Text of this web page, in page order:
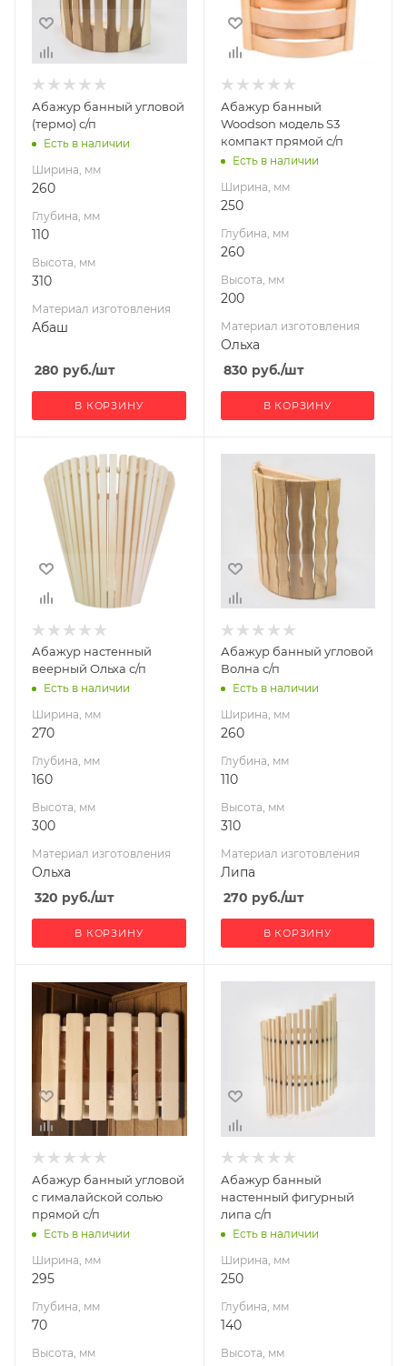
Высота, мм
310
Материал
Абаш
Абажур банный угловой
(термо) с/п
Есть в наличии
Ширина, мм
260
Глубина, мм
110
Высота, мм
310
Материал изготовления
Абаш
280 руб./шт
В КОРЗИНУ
Высота, мм
200
Материал
Ольха
Абажур банный
Woodson модель S3
компакт прямой с/п
Есть в наличии
Ширина, мм
250
Глубина, мм
260
Высота, мм
200
Материал изготовления
Ольха
830 руб./шт
В КОРЗИНУ
Ширина, мм
270
Глубина, мм
Высота, мм
300
Материал
Ольха
Абажур настенный
веерный Ольха с/п
Есть в наличии
Ширина, мм
270
Глубина, мм
160
Высота, мм
300
Материал изготовления
Ольха
320 руб./шт
В КОРЗИНУ
Ширина, мм
Глубина, мм
Высота, мм
310
Материал
Липа
Абажур банный угловой
Волна с/п
Есть в наличии
Ширина, мм
260
Глубина, мм
110
Высота, мм
310
Материал изготовления
Липа
270 руб./шт
В КОРЗИНУ
Ширина, мм
Глубина, мм
70
Высота, мм
295
Материал
Липа
Абажур банный угловой
с гималайской солью
прямой с/п
Есть в наличии
Ширина, мм
295
Глубина, мм
70
Высота, мм
Глубина, мм
Высота, мм
360
Материал
Липа
Абажур банный
настенный фигурный
липа с/п
Есть в наличии
Ширина, мм
250
Глубина, мм
140
Высота, мм